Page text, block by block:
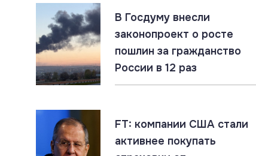
В Госдуму внесли
законопроект о росте
пошлин за гражданство
России в 12 раз
FT: компании США стали
активнее покупать